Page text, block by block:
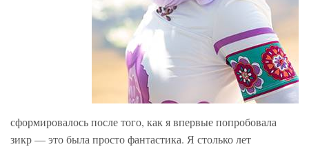
сформировалось после того, как я впервые попробовала
зикр — это была просто фантастика. Я столько лет